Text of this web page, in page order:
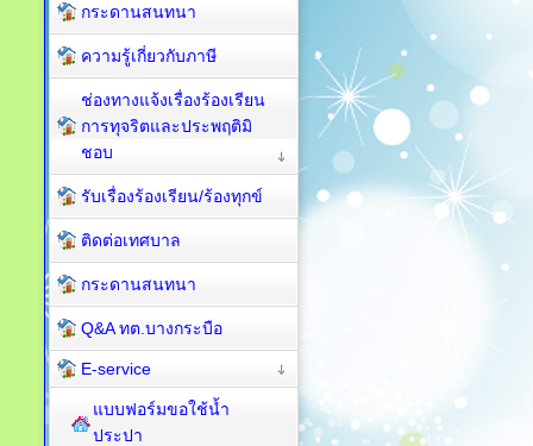
กระดานสนทนา
ความรู้เกี่ยวกับภาษี
ช่องทางแจ้งเรื่องร้องเรียน
การทุจริตและประพฤติมิ
ชอบ
รับเรื่องร้องเรียน/ร้องทุกข์
ติดต่อเทศบาล
กระดานสนทนา
Q&A ทต.บางกระบือ
E-service
แบบฟอร์มขอใช้น้ำ
ประปา